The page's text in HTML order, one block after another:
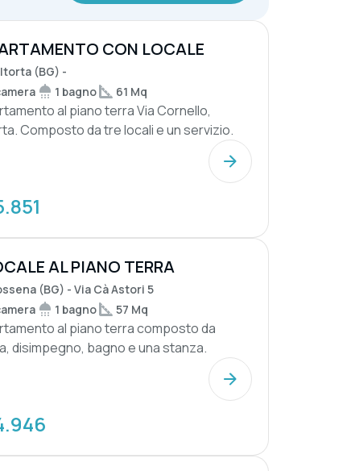
CON LOCALE
E TERRE...
(BG) -
1 bagno 61 Mq
al piano terra Via Cornello,
Composto da tre locali e un servizio.
AL PIANO TERRA
(BG) - Via Cà Astori 5
1 bagno 57 Mq
al piano terra composto da
disimpegno, bagno e una stanza.